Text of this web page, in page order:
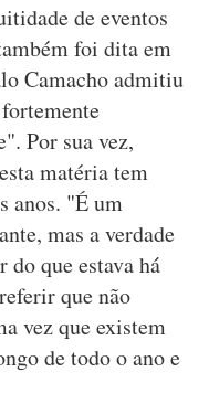
de eventos
foi dita em
Camacho admitiu
Por sua vez,
matéria tem
anos. "É um
mas a verdade
do que estava há
que não
vez que existem
de todo o ano e